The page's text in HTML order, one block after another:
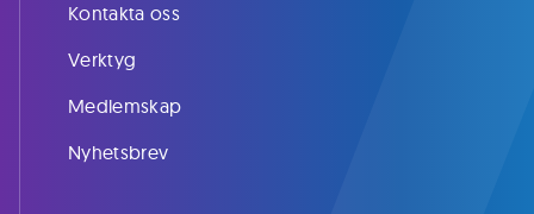
Kontakta oss
Verktyg
Medlemskap
Nyhetsbrev